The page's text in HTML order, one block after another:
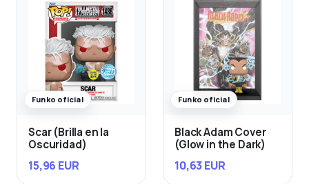
Funko oficial
Scar (Brilla en la
Oscuridad)
15,96 EUR
Funko oficial
Black Adam Cover
(Glow in the Dark)
10,63 EUR